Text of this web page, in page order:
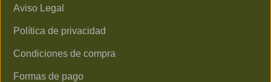
Aviso Legal
Política de privacidad
Condiciones de compra
Formas de pago